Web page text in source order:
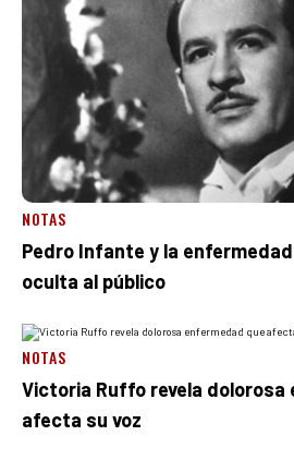
NOTAS
Pedro Infante y la
oculta al público
NOTAS
Victoria Ruffo revela dolorosa
afecta su voz